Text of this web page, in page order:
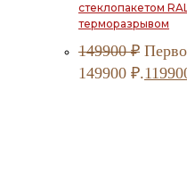
стеклопакетом
терморазрывом
149900₽
149900 ₽.